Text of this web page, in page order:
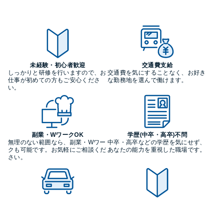
未経験・初心者歓迎
しっかりと研修を行いますので、お
仕事が初めての方もご安心くださ
い。
交通費支給
交通費を気にすることなく、お好き
な勤務地を選んで働けます。
副業・WワークOK
無理のない範囲なら、副業・Wワー
クも可能です。お気軽にご相談くだ
さい。
学歴(中卒・高卒)不問
中卒・高卒などの学歴を気にせず、
あなたの能力を重視した職場です。